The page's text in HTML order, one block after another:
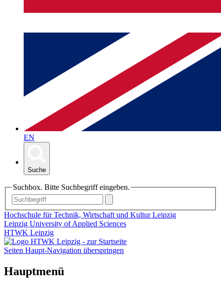
EN
Suche
Suchbox. Bitte Suchbegriff eingeben.
Hochschule für Technik, Wirtschaft und Kultur Leipzig
Leipzig University of Applied Sciences
HTWK Leipzig
Seiten Haupt-Navigation überspringen
Hauptmenü